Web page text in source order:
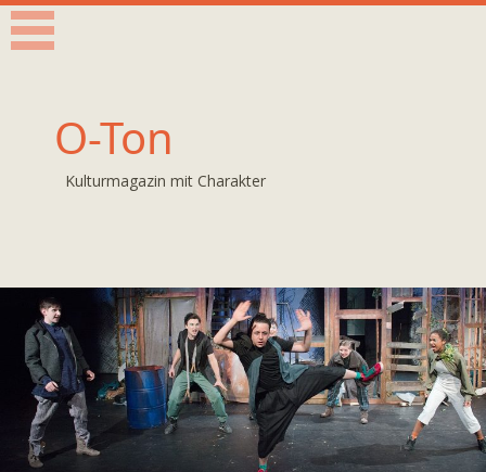
O-Ton
Kulturmagazin mit Charakter